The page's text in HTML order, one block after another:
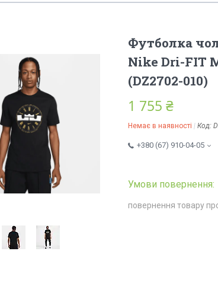
Футболка
Nike Dri-FIT
(DZ2702-010)
1 755 ₴
Немає в наявності Код:
+380 (67) 910-04-05
повернення товару